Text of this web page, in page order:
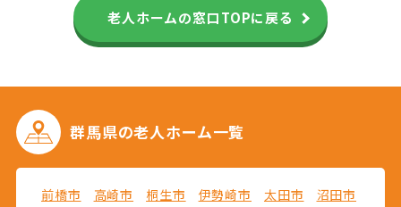
老人ホームの窓口TOPに戻る
群馬県の老人ホーム一覧
前橋市 高崎市 桐生市 伊勢崎市 太田市
沼田市